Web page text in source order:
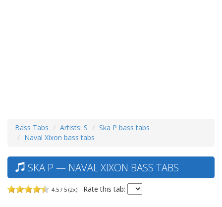
Bass Tabs Artists: S
Ska P bass tabs
Naval Xixon bass tabs
SKA P — NAVAL XIXON BASS TABS
4.5 / 5 (2x) Rate this tab: